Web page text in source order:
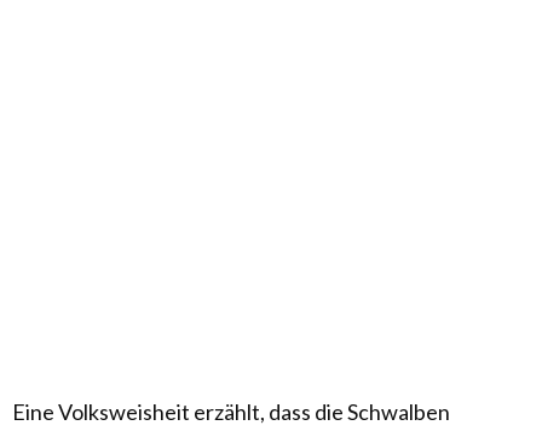
Eine Volksweisheit erzählt, dass die Schwalben